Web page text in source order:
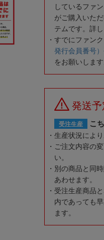
しているファ
がご購入いた
テムです。詳
すでにファンク
発行会員番号
をお願いします
発送
受注生産 こ
生産状況によ
ご注文内容の
い。
別の商品と同
あわせます。
受注生産商品
内であっても
ます。